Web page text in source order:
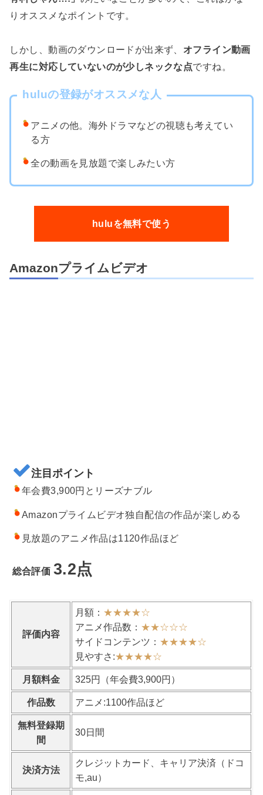
りオススメなポイントです。
しかし、動画のダウンロードが出来ず、 オフライン動画
再生に対応していないのが少しネックな点ですね。
huluの登録がオススメな人
アニメの他。海外ドラマなどの視聴も考えてい
る方
全の動画を見放題で楽しみたい方
huluを無料で使う
Amazonプライムビデオ
注目ポイント
年会費3,900円とリーズナブル
Amazonプライムビデオ独自配信の作品が楽しめる
見放題のアニメ作品は1120作品ほど
総合評価 3.2点
評価内容
月額： ★★★★☆
アニメ作品数： ★★☆☆☆
サイドコンテンツ： ★★★★☆
見やすさ:★★★★☆
月額料金 325円（年会費3,900円）
作品数 アニメ:1100作品ほど
無料登録期
間
30日間
決済方法
クレジットカード、キャリア決済（ドコ
モ,au）